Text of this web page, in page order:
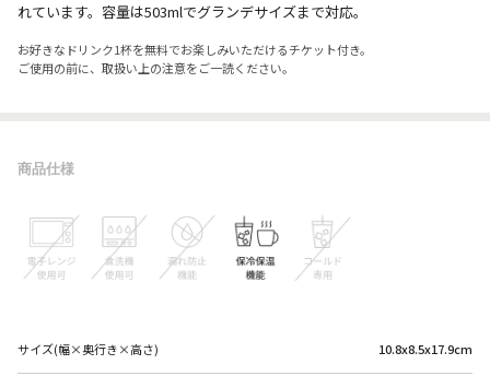
れています。容量は503mlでグランデサイズまで対応。
お好きなドリンク1杯を無料でお楽しみいただけるチケット付き。
ご使用の前に、取扱い上の注意をご一読ください。
商品仕様
サイズ(幅×奥行き×高さ) 10.8x8.5x17.9cm